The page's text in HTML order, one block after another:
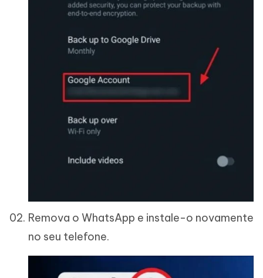
Remova o WhatsApp e instale-o novamente
no seu telefone.